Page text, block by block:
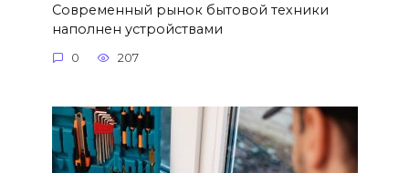
Современный рынок бытовой техники
наполнен устройствами
0 207